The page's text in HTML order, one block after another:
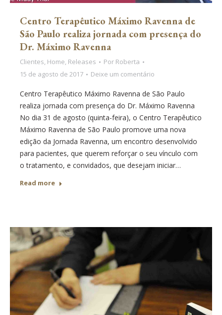
Centro Terapêutico Máximo Ravenna de
São Paulo realiza jornada com presença do
Dr. Máximo Ravenna
Clientes, Home, Releases Por Roberta
15 de agosto de 2017
Deixe um comentário
Centro Terapêutico Máximo Ravenna de São Paulo
realiza jornada com presença do Dr. Máximo Ravenna
No dia 31 de agosto (quinta-feira), o Centro Terapêutico
Máximo Ravenna de São Paulo promove uma nova
edição da Jornada Ravenna, um encontro desenvolvido
para pacientes, que querem reforçar o seu vínculo com
o tratamento, e convidados, que desejam iniciar…
Read more